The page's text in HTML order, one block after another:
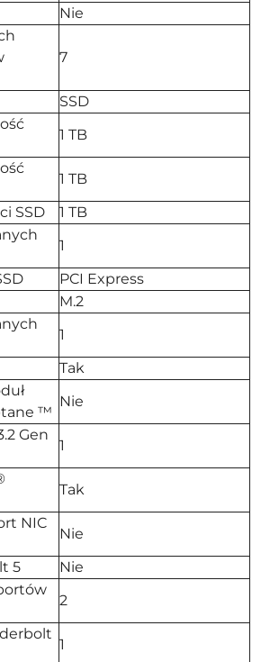
Nie
7
SSD
1 TB
1 TB
SSD
1 TB
1
PCI Express
M.2
1
Tak
™
Nie
Gen
1
Tak
NIC
Nie
5
Nie
2
1